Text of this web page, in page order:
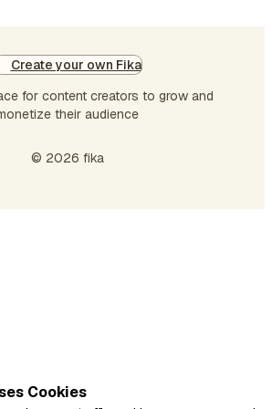
Create your own Fika
for content creators to grow and
their audience
© 2026 fika
Cookies